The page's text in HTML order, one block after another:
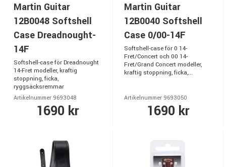
Martin Guitar
12B0048 Softshell
Case Dreadnought-
14F
Softshell-case för Dreadnought
14-Fret modeller, kraftig
stoppning, ficka,
ryggsäcksremmar
Artikelnummer 9693048
1690 kr
Martin Guitar
12B0040 Softshell
Case 0/00-14F
Softshell-case för 0 14-
Fret/Concert och 00 14-
Fret/Grand Concert modeller,
kraftig stoppning, ficka,...
Artikelnummer 9693050
1690 kr